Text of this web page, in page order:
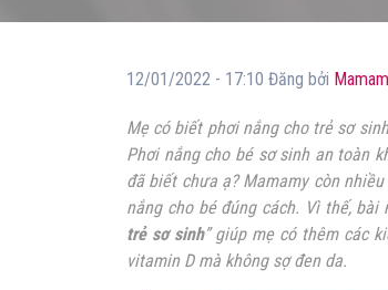
12/01/2022 - 17:10 Đăng bởi
Mẹ có biết phơi nắng cho trẻ sơ
Phơi nắng cho bé sơ sinh an toàn
đã biết chưa ạ? Mamamy còn
nắng cho bé đúng cách. Vì thế,
trẻ sơ sinh” giúp mẹ có thêm các
vitamin D mà không sợ đen da.